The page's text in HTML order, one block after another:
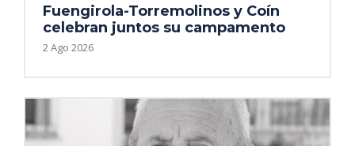
Fuengirola-Torremolinos y Coín
celebran juntos su campamento
2 Ago 2026